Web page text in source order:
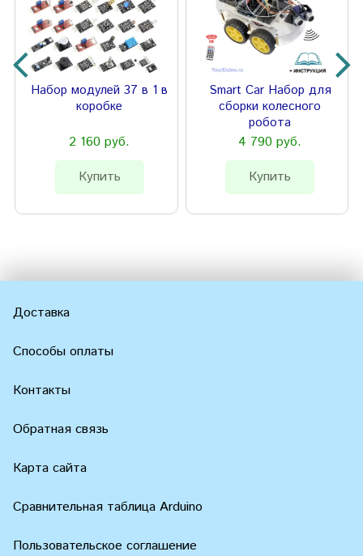
Набор модулей 37 в 1 в
коробке
2 160 руб.
Купить
Smart Car Набор для
сборки колесного
робота
4 790 руб.
Купить
Доставка
Способы оплаты
Контакты
Обратная связь
Карта сайта
Сравнительная таблица Arduino
Пользовательское соглашение